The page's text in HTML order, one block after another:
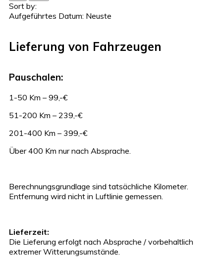
Sort by:
Aufgeführtes Datum: Neuste
Lieferung von Fahrzeugen
Pauschalen:
1-50 Km – 99,-€
51-200 Km – 239,-€
201-400 Km – 399,-€
Über 400 Km nur nach Absprache.
Berechnungsgrundlage sind tatsächliche Kilometer.
Entfernung wird nicht in Luftlinie gemessen.
Lieferzeit:
Die Lieferung erfolgt nach Absprache / vorbehaltlich
extremer Witterungsumstände.